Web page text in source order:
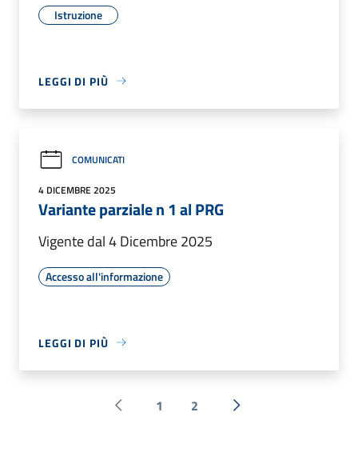
Istruzione
LEGGI DI PIÙ
COMUNICATI
4 DICEMBRE 2025
Variante parziale n 1 al PRG
Vigente dal 4 Dicembre 2025
Accesso all'informazione
LEGGI DI PIÙ
Pagina precedente
1 2 Successiva »